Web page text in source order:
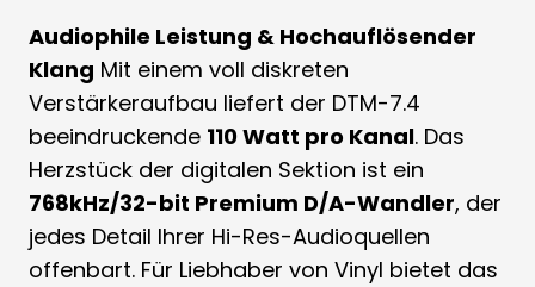
Audiophile Leistung & Hochauflösender
Klang Mit einem voll diskreten
Verstärkeraufbau liefert der DTM-7.4
beeindruckende 110 Watt pro Kanal. Das
Herzstück der digitalen Sektion ist ein
768kHz/32-bit Premium D/A-Wandler, der
jedes Detail Ihrer Hi-Res-Audioquellen
offenbart. Für Liebhaber von Vinyl bietet das